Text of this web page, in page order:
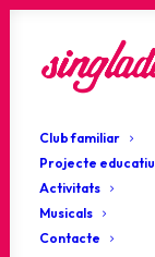
Club familiar
Projecte educatiu
Activitats
Musicals
Contacte